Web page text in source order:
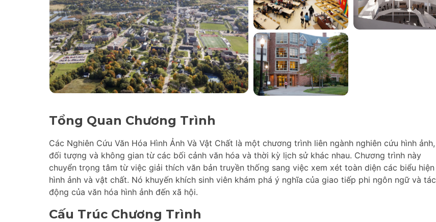
Tổng Quan Chương Trình
Các Nghiên Cứu Văn Hóa Hình Ảnh Và Vật Chất là một chương trình liên ngành nghiên cứu hình ảnh,
đối tượng và không gian từ các bối cảnh văn hóa và thời kỳ lịch sử khác nhau. Chương trình này
chuyển trọng tâm từ việc giải thích văn bản truyền thống sang việc xem xét toàn diện các biểu hiện
hình ảnh và vật chất. Nó khuyến khích sinh viên khám phá ý nghĩa của giao tiếp phi ngôn ngữ và tác
động của văn hóa hình ảnh đến xã hội.
Cấu Trúc Chương Trình